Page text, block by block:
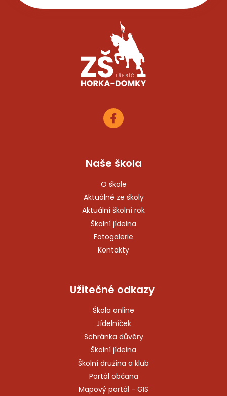
Naše škola
O škole
Aktuálně ze školy
Aktuální školní rok
Školní jídelna
Fotogalerie
Kontakty
Užitečné odkazy
Škola online
Jídelníček
Schránka důvěry
Školní jídelna
Školní družina a klub
Portál občana
Mapový portál - GIS